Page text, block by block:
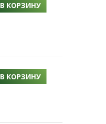
В КОРЗИНУ
В КОРЗИНУ